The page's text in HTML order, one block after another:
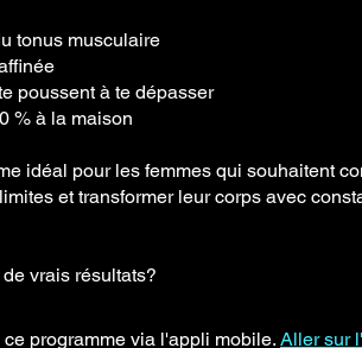
tonus musculaire
poussent à te dépasser
% à la maison
idéal pour les femmes qui souhaitent
et transformer leur corps avec
vrais résultats?
programme via l'appli mobile. Aller sur